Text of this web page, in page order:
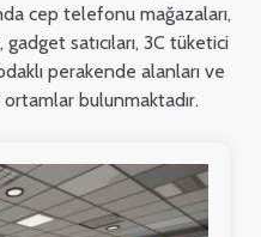
cep telefonu mağazaları,
satıcıları, 3C tüketici
perakende alanları ve
bulunmaktadır.